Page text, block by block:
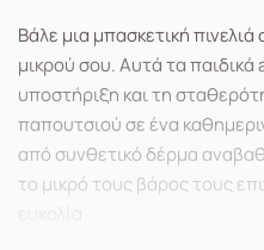
Βάλε μια μπασκετική
μικρού σου. Αυτά τα
υποστήριξη και τη
παπουτσιού σε ένα
από συνθετικό δέρμα
το μικρό τους βάρος τους